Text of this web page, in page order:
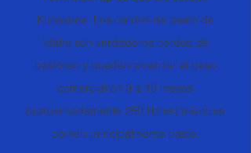
Kunekune. Los cerdos de pasto de
Idaho son verdaderos cerdos de
pastoreo y pueden alcanzar el peso
comercial en 9 a 10 meses
(aproximadamente 250 libras) mientras
comen principalmente pasto.